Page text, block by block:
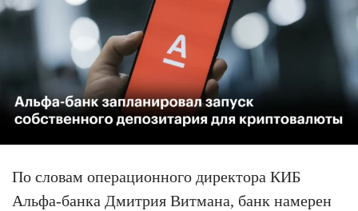
По словам операционного директора КИБ
Альфа-банка Дмитрия Витмана, банк намерен